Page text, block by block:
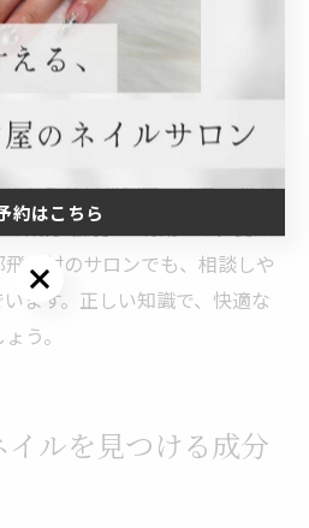
めのネイル知識
、ネイル成分の基礎知識を身
なぜなら、原因となる成分を
避ができるからです。具体的
した成分の把握」「事前のパ
成分確認」が有効です。愛知
島村のサロンでも、相談しや
ます。正しい知識で、快適な
う。
イルを見つける成分
約はこちら
約はこちら